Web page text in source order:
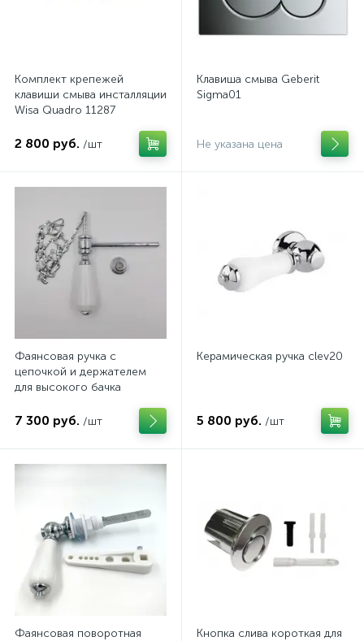
Комплект крепежей
клавиши смыва инсталляции
Wisa Quadro 11287
2 800 руб. /шт
Клавиша смыва Geberit
Sigma01
Не указана цена
Фаянсовая ручка с
цепочкой и держателем
для высокого бачка
7 300 руб. /шт
Керамическая ручка clev20
5 800 руб. /шт
Фаянсовая поворотная
Кнопка слива короткая для